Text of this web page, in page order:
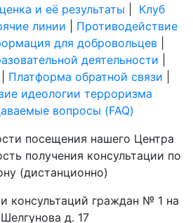
и её результаты
Клуб
линии
Противодействие
для добровольцев
деятельности
Платформа обратной связи
идеологии терроризма
вопросы (FAQ)
посещения нашего Центра
получения консультации по
(дистанционно)
консультаций граждан № 1 на
д. 17